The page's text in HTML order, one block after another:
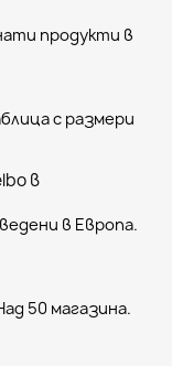
продукти в
с размери
в
в Европа.
50 магазина.